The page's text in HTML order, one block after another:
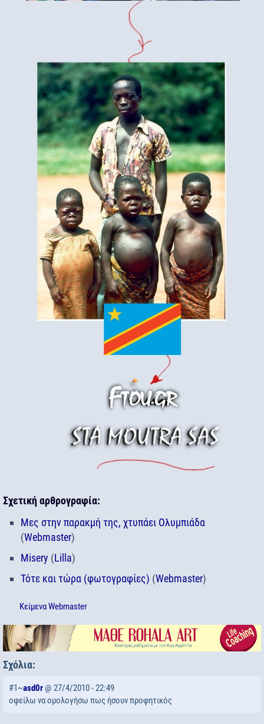
Σχετική αρθρογραφία:
Μες στην παρακμή της, χτυπάει Ολυμπιάδα
(Webmaster)
Misery (Lilla)
Τότε και τώρα (φωτογραφίες) (Webmaster)
ΚείμεναWebmaster
Σχόλια:
#1~asd0r@ 27/4/2010 - 22:49
οφείλω να ομολογήσω πως ήσουν προφητικός